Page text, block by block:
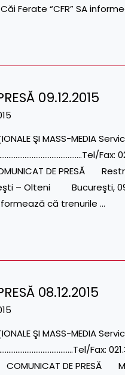
Ferate “CFR” SA
09.12.2015
ŞI MASS-MEDIA
Fax:
DE PRESĂ
– Olteni Bucureşti,
că trenurile …
08.12.2015
ŞI MASS-MEDIA
Fax:
DE PRESĂ